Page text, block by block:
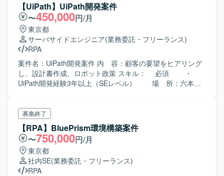
【UiPath】UiPath開発案件
〜450,000円/月
東京都
サーバサイドエンジニア(業務委託・フリーランス)
RPA
案件名：UiPath開発案件 内 容：顧客の要望をヒアリング
し、設計書作成、ロボット政策 スキル： 必須 ・
UiPath開発経験3年以上（SEレベル） 場 所：六本木
募集終了
【RPA】BluePrism環境構築案件
〜750,000円/月
東京都
社内SE(業務委託・フリーランス)
RPA